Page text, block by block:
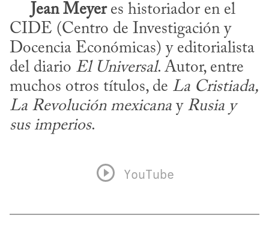
Jean Meyer es historiador en el
CIDE (Centro de Investigación y
Docencia Económicas) y editorialista
del diario El Universal. Autor, entre
muchos otros títulos, de La Cristiada,
La Revolución mexicana y Rusia y
sus imperios.
YouTube